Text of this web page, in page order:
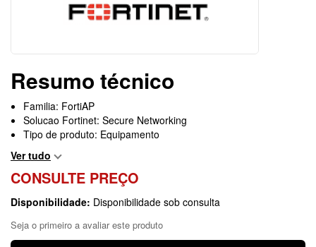
Resumo técnico
Familia: FortiAP
Solucao Fortinet: Secure Networking
Tipo de produto: Equipamento
Ver tudo
CONSULTE PREÇO
Disponibilidade: Disponibilidade sob consulta
Seja o primeiro a avaliar este produto